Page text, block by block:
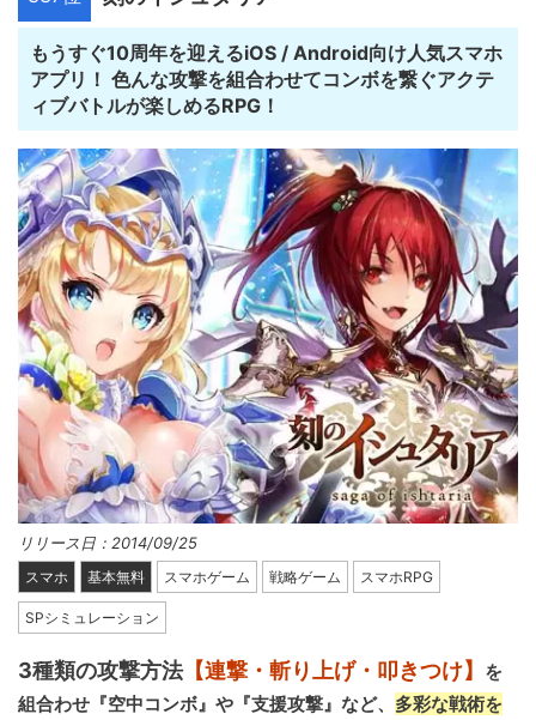
もうすぐ10周年を迎えるiOS / Android向け人気スマホ
アプリ！ 色んな攻撃を組合わせてコンボを繋ぐアクテ
ィブバトルが楽しめるRPG！
リリース日：2014/09/25
スマホ 基本無料 スマホゲーム 戦略ゲーム スマホRPG
SPシミュレーション
3種類の攻撃方法【連撃・斬り上げ・叩きつけ】
を
組合わせ『空中コンボ』や『支援攻撃』など、 多彩な戦術を